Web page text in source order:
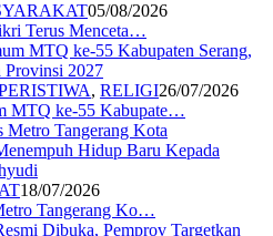
05/08/2026
Terus Menceta…
, RELIGI26/07/2026
MTQ ke-55 Kabupate…
18/07/2026
Tangerang Ko…